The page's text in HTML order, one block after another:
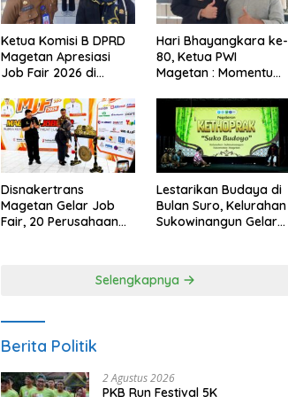
Ketua Komisi B DPRD
Magetan Apresiasi
Job Fair 2026 di
Anggaran
Hari Bhayangkara ke-
80, Ketua PWI
Magetan : Momentum
Kepercayaan Publik
Disnakertrans
Magetan Gelar Job
Fair, 20 Perusahaan
Lestarikan Budaya di
Bulan Suro, Kelurahan
Sukowinangun Gelar
Selengkapnya
Berita Politik
2 Agustus 2026
PKB Run Festival 5K